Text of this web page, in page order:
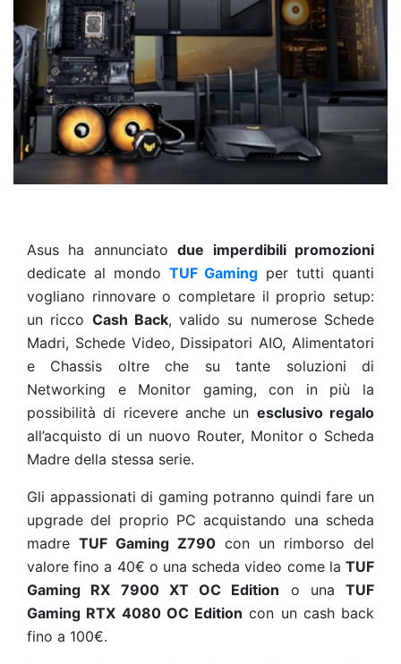
Asus ha annunciatodue imperdibili promozioni
dedicate al mondo TUF Gaming per tutti quanti
vogliano rinnovare o completare il proprio setup:
un ricco Cash Back, valido su numerose Schede
Madri, Schede Video, Dissipatori AIO, Alimentatori
e Chassis oltre che su tante soluzioni di
Networking e Monitor gaming, con in più la
possibilità di ricevere anche un esclusivo regalo
all’acquisto di un nuovo Router, Monitor o Scheda
Madre della stessa serie.
Gli appassionati di gaming potranno quindi fare un
upgrade del proprio PC acquistando una scheda
madre TUF Gaming Z790 con un rimborso del
valore fino a 40€ o una scheda video come la TUF
Gaming RX 7900 XT OC Edition o una TUF
Gaming RTX 4080 OC Edition con un cash back
fino a 100€.